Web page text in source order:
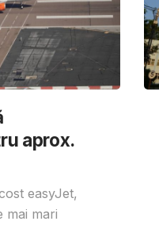
aprox.
easyJet,
mai mari